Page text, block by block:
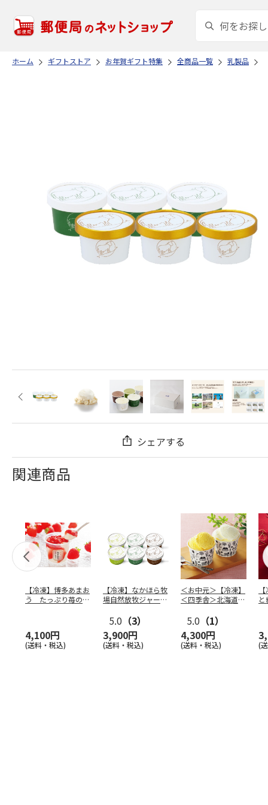
ホーム ギフトストア お年賀ギフト特集 全商品一覧 乳製品
シェアする
関連商品
【冷凍】博多あまお
う たっぷり苺のア
4,100円
(送料・税込)
【冷凍】なかほら牧
場自然放牧ジャージ
ト（…
5.0 （3）
3,900円
(送料・税込)
＜お中元＞【冷凍】
＜四季舎＞北海道さ
イス…
5.0 （1）
4,300円
(送料・税込) (